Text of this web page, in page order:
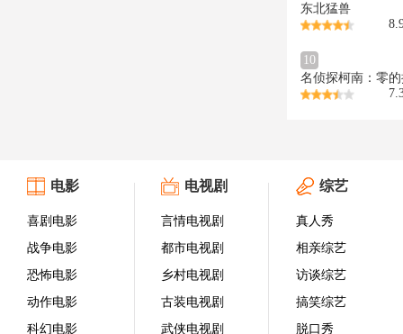
东北猛兽
10
名侦探柯南：零
电影
喜剧电影
战争电影
恐怖电影
动作电影
科幻电影
电视剧
言情电视剧
都市电视剧
乡村电视剧
古装电视剧
武侠电视剧
综艺
真人秀
相亲综艺
访谈综艺
搞笑综艺
脱口秀